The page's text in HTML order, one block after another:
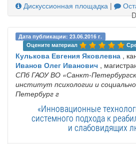
Дискуссионная площадка |
Дата публикации: 23.06.2016 г.
Оцените материал
Кулькова Евгения Яковлевна ,
Иванов Олег Иванович ,
СПб ГАОУ ВО «Санкт-
институт психологии и
Петербург г
«Инновационные
системного подхода к
и слабовидящих